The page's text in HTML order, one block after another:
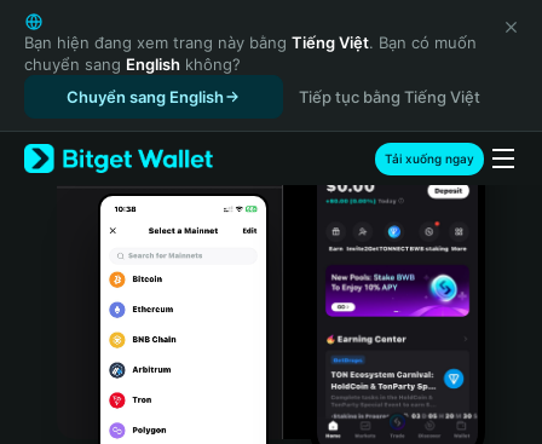
English
日本語
Tiếng Việt
Русский
Español (Latinoamérica)
Türkçe
Italiano
Português (Portugal)
Bahasa Indonesia
Bạn hiện đang xem trang này bằng Tiếng Việt. Bạn có muốn
chuyển sang English không?
Chuyển sang English
Tiếp tục bằng Tiếng Việt
Tải xuống ngay